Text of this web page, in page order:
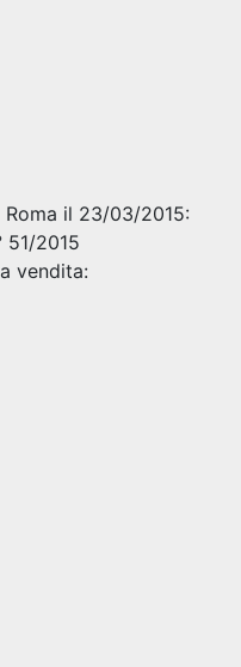
il 23/03/2015:
51/2015
vendita: